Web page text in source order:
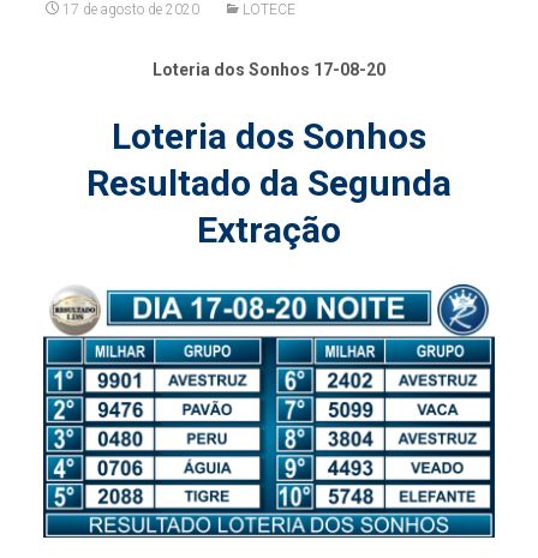
17 de agosto de 2020 LOTECE
Loteria dos Sonhos 17-08-20
Loteria dos Sonhos
Resultado da Segunda
Extração